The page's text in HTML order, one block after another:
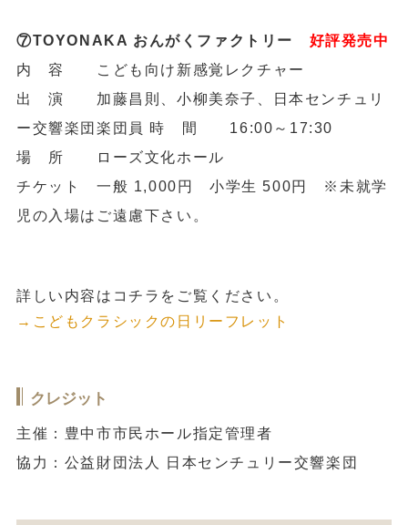
⑦TOYONAKA おんがくファクトリー 好評発売中
内 容 こども向け新感覚レクチャー
出 演 加藤昌則、小柳美奈子、日本センチュリ
ー交響楽団楽団員 時 間 16:00～17:30
場 所 ローズ文化ホール
チケット 一般 1,000円 小学生 500円 ※未就学
児の入場はご遠慮下さい。
詳しい内容はコチラをご覧ください。
→こどもクラシックの日リーフレット
クレジット
主催：豊中市市民ホール指定管理者
協力：公益財団法人 日本センチュリー交響楽団